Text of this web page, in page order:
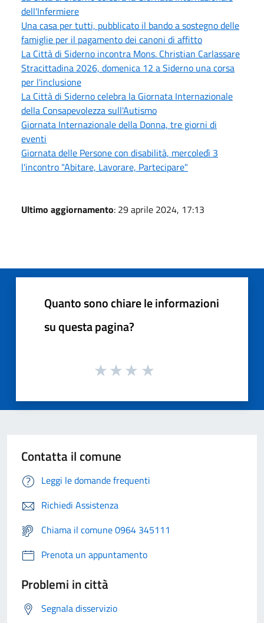
dell'Infermiere
Una casa per tutti, pubblicato il bando a sostegno delle
famiglie per il pagamento dei canoni di affitto
La Città di Siderno incontra Mons. Christian Carlassare
Stracittadina 2026, domenica 12 a Siderno una corsa
per l'inclusione
La Città di Siderno celebra la Giornata Internazionale
della Consapevolezza sull'Autismo
Giornata Internazionale della Donna, tre giorni di
eventi
Giornata delle Persone con disabilità, mercoledì 3
l'incontro "Abitare, Lavorare, Partecipare"
Ultimo aggiornamento: 29 aprile 2024, 17:13
Quanto sono chiare le informazioni
su questa pagina?
Contatta il comune
Leggi le domande frequenti
Richiedi Assistenza
Chiama il comune 0964 345111
Prenota un appuntamento
Problemi in città
Segnala disservizio